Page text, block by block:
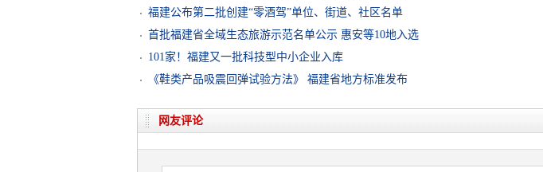
福建公布第二批创建“零酒驾”单位、街道、社区名单
首批福建省全域生态旅游示范名单公示 惠安等10地入选
101家！福建又一批科技型中小企业入库
《鞋类产品吸震回弹试验方法》 福建省地方标准发布
网友评论